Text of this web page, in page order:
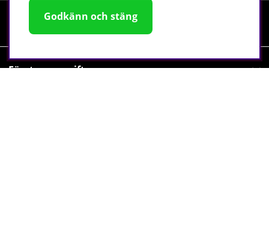
Sociala medier
Företagsuppgifter
Godkänn och stäng